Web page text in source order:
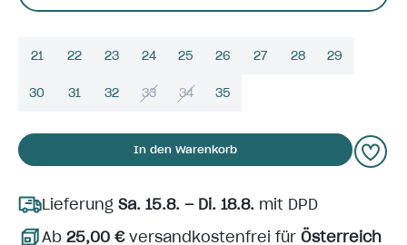
21 22 23 24 25 26 27 28 29
30 31 32 33 34 35
In den Warenkorb
Lieferung Sa. 15.8. – Di. 18.8. mit DPD
Ab 25,00 €versandkostenfrei für Österreich